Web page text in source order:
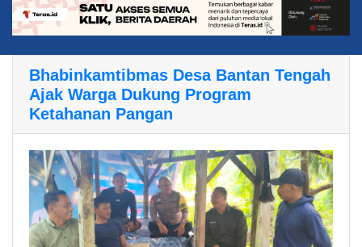
Bhabinkamtibmas Desa Bantan Tengah
Ajak Warga Dukung Program
Ketahanan Pangan